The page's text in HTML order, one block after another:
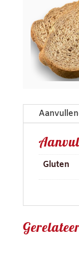
Gluten